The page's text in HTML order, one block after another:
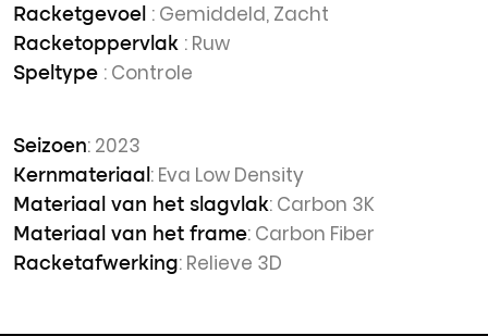
Racketgevoel : Gemiddeld, Zacht
Racketoppervlak : Ruw
Speltype : Controle
Seizoen: 2023
Kernmateriaal : Eva Low Density
Materiaal van het slagvlak: Carbon 3K
Materiaal van het frame: Carbon Fiber
Racketafwerking: Relieve 3D